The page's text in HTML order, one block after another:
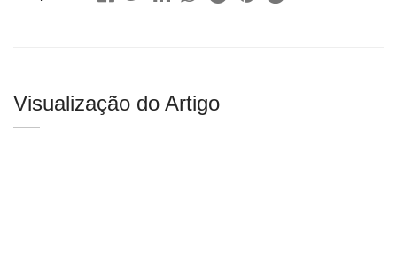
Visualização do Artigo